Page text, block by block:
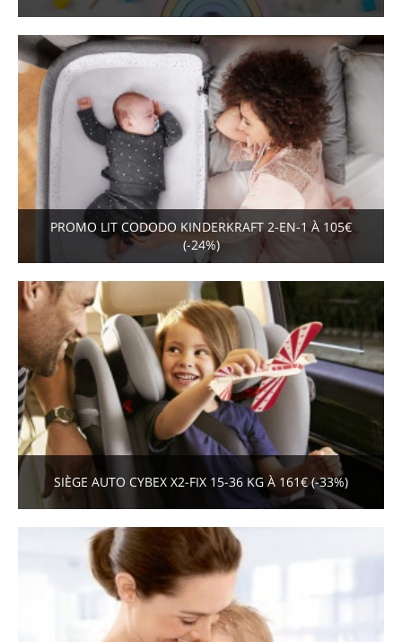
PROMO LIT CODODO KINDERKRAFT 2-EN-1 À 105€
(-24%)
SIÈGE AUTO CYBEX X2-FIX 15-36 KG À 161€ (-33%)